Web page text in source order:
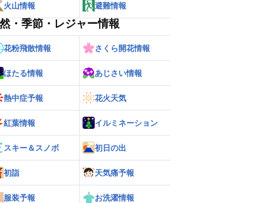
火山情報 避難情報
・季節・レジャー情報
花粉飛散情報 さくら開花情報
ほたる情報 あじさい情報
熱中症予報 花火天気
紅葉情報 イルミネーション
スキー＆スノボ 初日の出
初詣 天気痛予報
服装予報 お洗濯情報